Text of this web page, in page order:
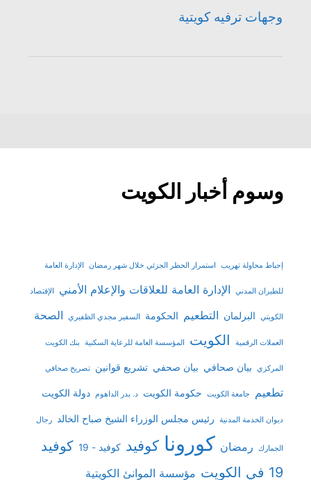
وجهات ترفيه كويتية
وسوم أخبار الكويت
إحباط محاولة تهريب استمرار الحظر الجزئي خلال شهر رمضان الإدارة العامة
للطيران المدني الإدارة العامة للعلاقات والإعلام الأمني الإقتصاد
الكويتي البرلمان التطعيم الحكومة السفير مجدي الظفيري الصحة
العملات الرقمية الكويت المؤسسة العامة للرعاية السكنية بنك الكويت
المركزي بيان صحافي بيان صحفي تشريع قوانين تصريح صحافي
تطعيم جامعة الكويت حكومة الكويت د. بدر الداهوم دولة الكويت
ديوان الخدمة المدنية رئيس مجلس الوزراء الشيخ صباح الخالد رجال
الجمارك رمضان كورونا كوفيد كوفيد - 19
كوفيد
19 في الكويت
مؤسسة الموانئ الكويتية